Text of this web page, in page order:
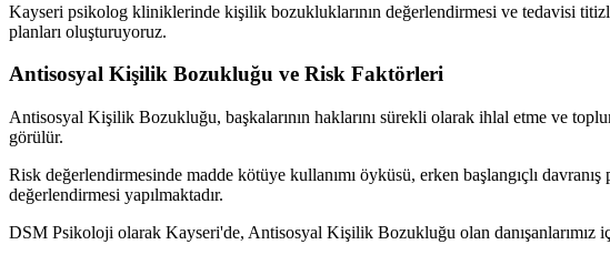
Kayseri psikolog kliniklerinde kişilik bozukluklarının değerlendirmesi ve tedavisi
planları oluşturuyoruz.
Antisosyal Kişilik Bozukluğu ve Risk Faktörleri
Antisosyal Kişilik Bozukluğu, başkalarının haklarını sürekli olarak ihlal etme ve
görülür.
Risk değerlendirmesinde madde kötüye kullanımı öyküsü, erken başlangıçlı
değerlendirmesi yapılmaktadır.
DSM Psikoloji olarak Kayseri'de, Antisosyal Kişilik Bozukluğu olan danışanlarımız